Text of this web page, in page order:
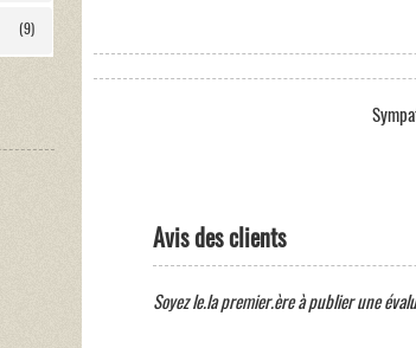
(9)
Avis des clients
Soyez le.la premier.ère à publier une